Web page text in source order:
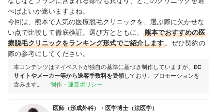
べばよいか迷いますよね。
今回は、熊本で人気の医療脱毛クリニックを、選ぶ際に欠かせな
い点で比較して徹底検証。選び方とともに、
熊本でおすすめの医
療脱毛クリニックをランキング形式でご紹介します 。ぜひ契約の
際の参考にしてください。
本コンテンツはマイベストが独自の基準に基づき制作していますが、 EC
サイトやメーカー等から送客手数料を受領しており、プロモーションを
含みます。
制作・運営ポリシー
医師（形成外科）・医学博士（法医学）